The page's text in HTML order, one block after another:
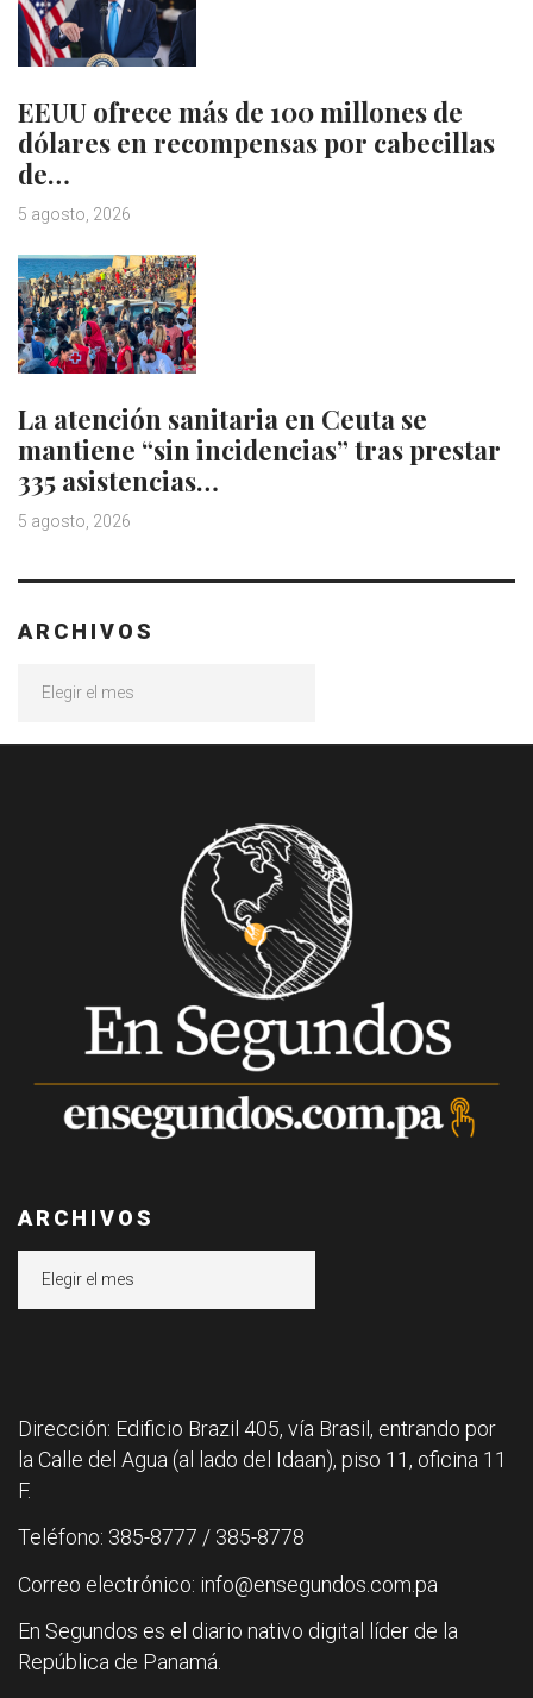
EEUU ofrece más de 100 millones de
dólares en recompensas por cabecillas
de…
5 agosto, 2026
La atención sanitaria en Ceuta se
mantiene “sin incidencias” tras prestar
335 asistencias…
5 agosto, 2026
ARCHIVOS
ARCHIVOS
Dirección: Edificio Brazil 405, vía Brasil, entrando por
la Calle del Agua (al lado del Idaan), piso 11, oficina 11
F.
Teléfono: 385-8777 / 385-8778
Correo electrónico: info@ensegundos.com.pa
En Segundos es el diario nativo digital líder de la
República de Panamá.